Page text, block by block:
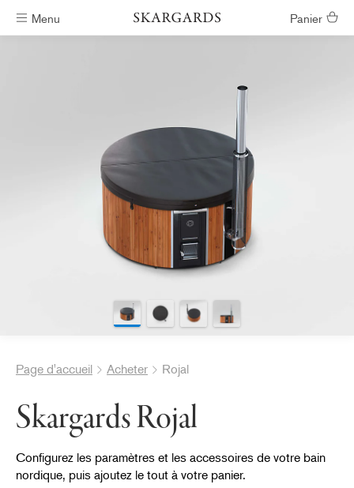
Menu Panier
Page d'accueil Acheter Rojal
Skargards Rojal
Configurez les paramètres et les accessoires de votre bain
nordique, puis ajoutez le tout à votre panier.